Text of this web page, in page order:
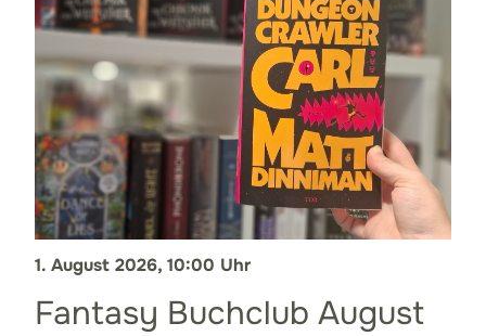
1. August 2026, 10:00 Uhr
Fantasy Buchclub August